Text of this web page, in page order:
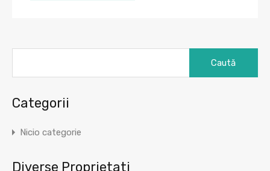
Categorii
Nicio categorie
Diverse Proprietati